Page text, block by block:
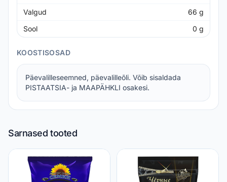
Valgud
66 g
Sool
0 g
KOOSTISOSAD
Päevalilleseemned, päevalilleõli. Võib sisaldada
PISTAATSIA- ja MAAPÄHKLI osakesi.
Sarnased tooted